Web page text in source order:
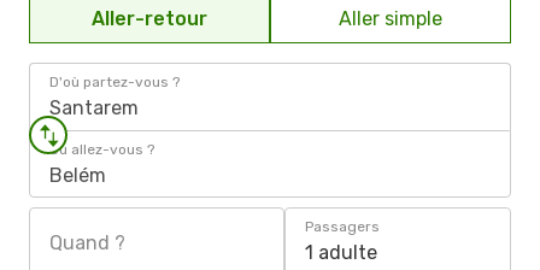
Aller-retour Aller simple
D'où partez-vous ?
Santarem
Où allez-vous ?
Belém
Quand ?
Passagers
1 adulte